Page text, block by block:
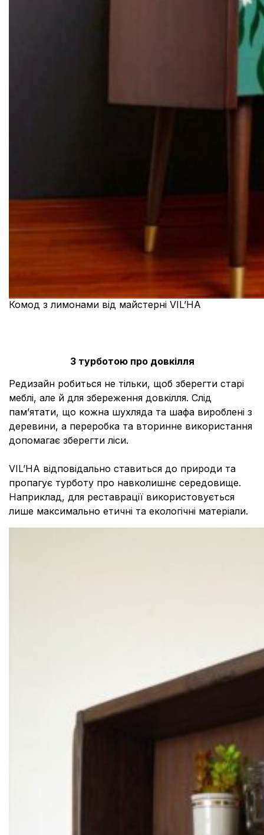
Комод з лимонами від майстерні VIL’HA
З турботою про довкілля
Редизайн робиться не тільки, щоб зберегти старі
меблі, але й для збереження довкілля. Слід
пам’ятати, що кожна шухляда та шафа вироблені з
деревини, а переробка та вторинне використання
допомагає зберегти ліси.
VIL’HA відповідально ставиться до природи та
пропагує турботу про навколишнє середовище.
Наприклад, для реставрації використовується
лише максимально етичні та екологічні матеріали.